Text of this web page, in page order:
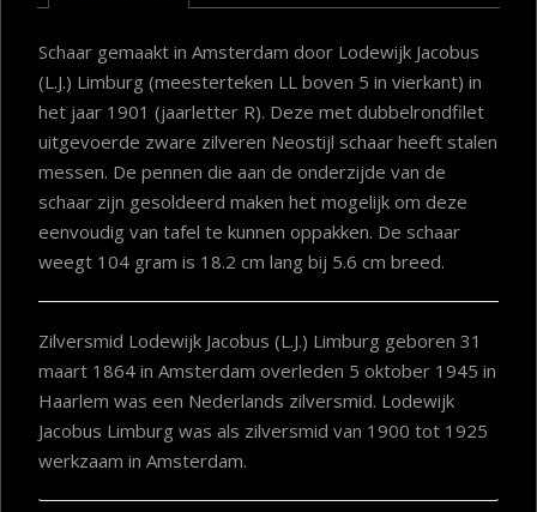
Schaar gemaakt in Amsterdam door Lodewijk Jacobus
(L.J.) Limburg (meesterteken LL boven 5 in vierkant) in
het jaar 1901 (jaarletter R). Deze met dubbelrondfilet
uitgevoerde zware zilveren Neostijl schaar heeft stalen
messen. De pennen die aan de onderzijde van de
schaar zijn gesoldeerd maken het mogelijk om deze
eenvoudig van tafel te kunnen oppakken. De schaar
weegt 104 gram is 18.2 cm lang bij 5.6 cm breed.
Zilversmid Lodewijk Jacobus (L.J.) Limburg geboren 31
maart 1864 in Amsterdam overleden 5 oktober 1945 in
Haarlem was een Nederlands zilversmid. Lodewijk
Jacobus Limburg was als zilversmid van 1900 tot 1925
werkzaam in Amsterdam.